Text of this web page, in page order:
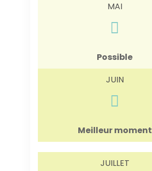
MAI
Possible
JUIN
Meilleur moment
JUILLET